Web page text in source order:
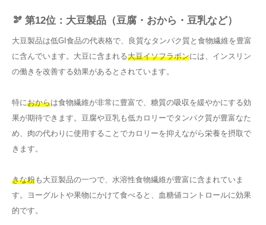
🫘 第12位：大豆製品（豆腐・おから・豆乳など）
大豆製品は低GI食品の代表格で、良質なタンパク質と食物繊維を豊富
に含んでいます。大豆に含まれる大豆イソフラボンには、インスリン
の働きを改善する効果があるとされています。
特におからは食物繊維が非常に豊富で、糖質の吸収を緩やかにする効
果が期待できます。豆腐や豆乳も低カロリーでタンパク質が豊富なた
め、肉の代わりに使用することでカロリーを抑えながら栄養を摂取で
きます。
きな粉も大豆製品の一つで、水溶性食物繊維が豊富に含まれていま
す。ヨーグルトや果物にかけて食べると、血糖値コントロールに効果
的です。